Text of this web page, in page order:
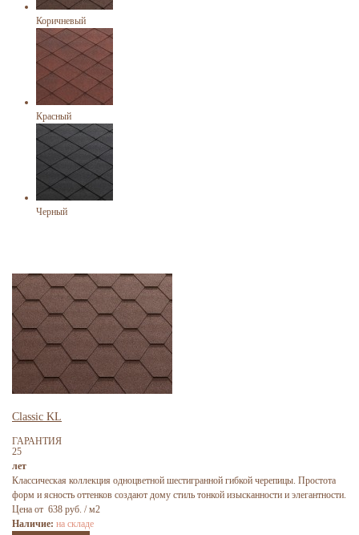
Коричневый
Красный
Черный
Classic KL
ГАРАНТИЯ
25
лет
Классическая коллекция одноцветной шестигранной гибкой черепицы. Простота
форм и ясность оттенков создают дому стиль тонкой изысканности и элегантности.
Цена от 638 руб. / м2
Наличие: на складе